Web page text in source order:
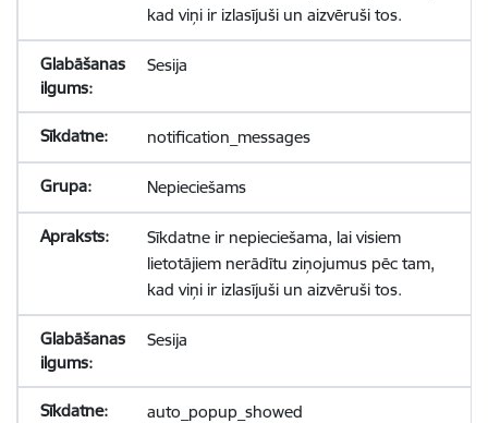
kad viņi ir izlasījuši un aizvēruši tos.
Sesija
notification_messages
Nepieciešams
Sīkdatne ir nepieciešama, lai visiem
lietotājiem nerādītu ziņojumus pēc tam,
kad viņi ir izlasījuši un aizvēruši tos.
Sesija
auto_popup_showed